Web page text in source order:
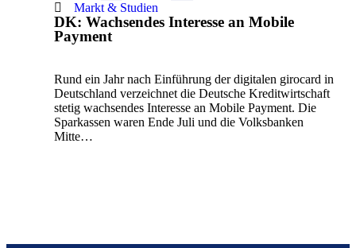
Markt & Studien
DK: Wachsendes Interesse an Mobile
Payment
Rund ein Jahr nach Einführung der digitalen girocard in
Deutschland verzeichnet die Deutsche Kreditwirtschaft
stetig wachsendes Interesse an Mobile Payment. Die
Sparkassen waren Ende Juli und die Volksbanken
Mitte…